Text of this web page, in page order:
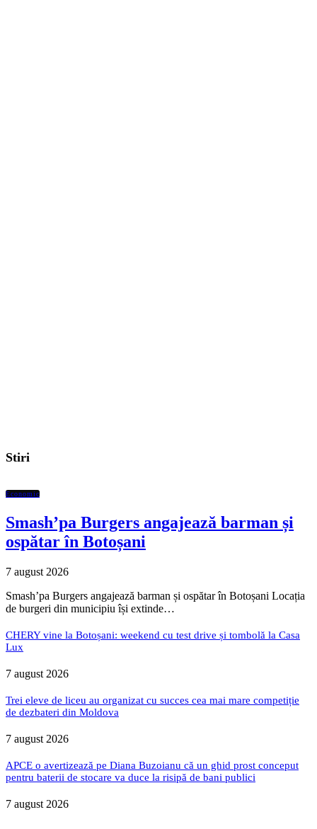
Stiri
Economic
Smash’pa Burgers angajează barman și
ospătar în Botoșani
7 august 2026
Smash’pa Burgers angajează barman și ospătar în Botoșani Locația
de burgeri din municipiu își extinde…
CHERY vine la Botoșani: weekend cu test drive și tombolă la Casa
Lux
7 august 2026
Trei eleve de liceu au organizat cu succes cea mai mare competiție
de dezbateri din Moldova
7 august 2026
APCE o avertizează pe Diana Buzoianu că un ghid prost conceput
pentru baterii de stocare va duce la risipă de bani publici
7 august 2026